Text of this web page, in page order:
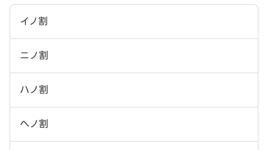
イノ割
ニノ割
ハノ割
ヘノ割